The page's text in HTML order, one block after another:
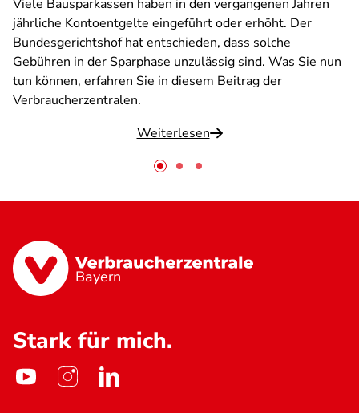
Viele Bausparkassen haben in den vergangenen Jahren
jährliche Kontoentgelte eingeführt oder erhöht. Der
Bundesgerichtshof hat entschieden, dass solche
Gebühren in der Sparphase unzulässig sind. Was Sie nun
tun können, erfahren Sie in diesem Beitrag der
Verbraucherzentralen.
Weiterlesen
Bayern
Stark für mich.